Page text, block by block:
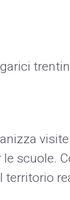
scuole.